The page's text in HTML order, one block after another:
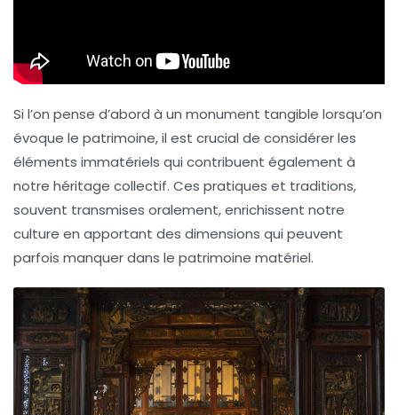
Si l’on pense d’abord à un monument tangible lorsqu’on
évoque le patrimoine, il est crucial de considérer les
éléments immatériels qui contribuent également à
notre héritage collectif. Ces pratiques et traditions,
souvent transmises oralement, enrichissent notre
culture en apportant des dimensions qui peuvent
parfois manquer dans le patrimoine matériel.